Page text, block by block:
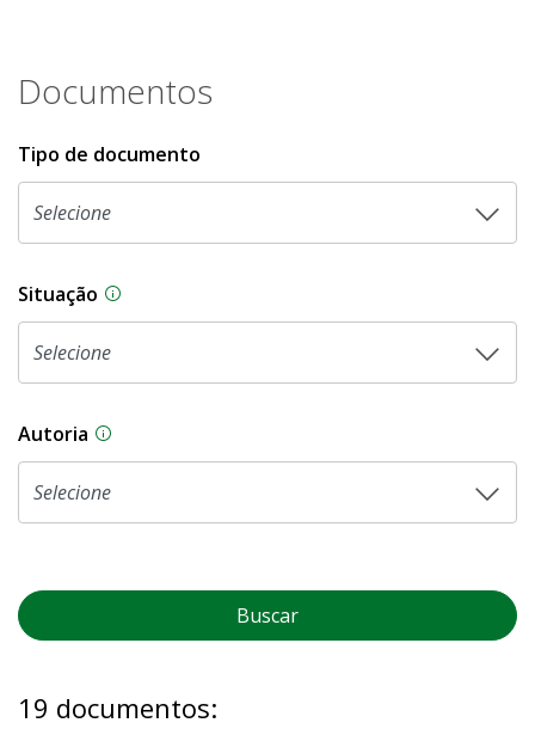
Documentos
Tipo de documento
Situação Na CLDF, as proposições legislativas
Autoria As proposições legislativas na CLDF podem
Buscar
19 documentos: